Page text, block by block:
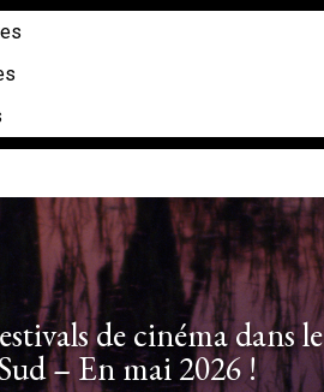
de cinéma dans le
– En mai 2026 !